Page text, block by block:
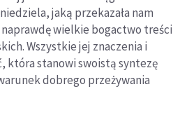
jaką przekazała nam
wielkie bogactwo treści
Wszystkie jej znaczenia i
która stanowi swoistą syntezę
dobrego przeżywania